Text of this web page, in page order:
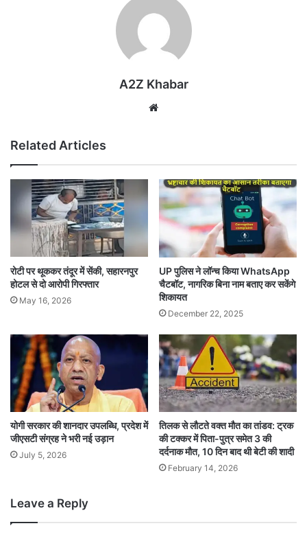
A2Z Khabar
Related Articles
रोटी पर थूककर तंदूर में सेंकी, सहारनपुर
होटल से दो आरोपी गिरफ्तार
May 16, 2026
UP पुलिस ने लॉन्च किया WhatsApp
चैटबॉट, नागरिक बिना नाम बताए कर सकेंगे
शिकायत
December 22, 2025
योगी सरकार की शानदार उपलब्धि, प्रदेश में
जीएसटी संग्रह ने भरी नई उड़ान
July 5, 2026
तिलक से लौटते वक्त मौत का तांडव: ट्रक
की टक्कर में पिता-पुत्र समेत 3 की
दर्दनाक मौत, 10 दिन बाद थी बेटी की शादी
February 14, 2026
Leave a Reply